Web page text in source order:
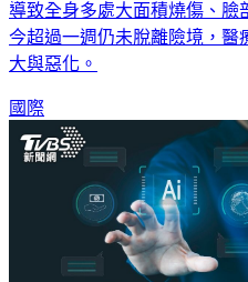
導致全身多處大面積燒傷、臉
今超過一週仍未脫離險境，醫
大與惡化。
國際